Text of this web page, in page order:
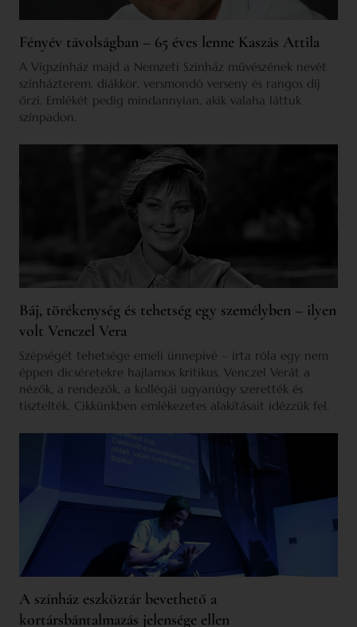
Fényév távolságban – 65 éves lenne Kaszás Attila
A Vígszínház majd a Nemzeti Színház művészének nevét
színházterem, diákkör, versmondó verseny és rangos díj
őrzi. Emlékét pedig mindannyian, akik valaha láttuk
színpadon.
Báj, törékenység és tehetség egy személyben – ilyen
volt Venczel Vera
Szépségét tehetsége emeli ünnepivé – írta róla egy nem
éppen dicséretekre hajlamos kritikus. Venczel Verát a
nézők, a rendezők, a kollégái ugyanúgy szerették és
tisztelték. Cikkünkben emlékezetes alakításait idézzük fel.
A színház eszköztár bevethető a
kortársbántalmazás jelensége ellen